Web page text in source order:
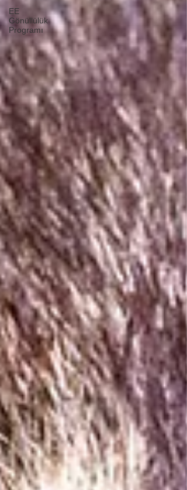
EE
Gönüllülük
Programı